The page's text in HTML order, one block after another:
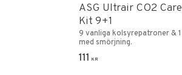
ASG Ultrair CO2 Care
Kit 9+1
9 vanliga kolsyrepatroner & 1
med smörjning.
111 KR